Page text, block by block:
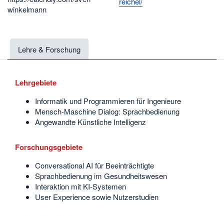
winkelmann
Lehre & Forschung
Lehrgebiete
Informatik und Programmieren für Ingenieure
Mensch-Maschine Dialog: Sprachbedienung
Angewandte Künstliche Intelligenz
Forschungsgebiete
Conversational AI für Beeinträchtigte
Sprachbedienung im Gesundheitswesen
Interaktion mit KI-Systemen
User Experience sowie Nutzerstudien